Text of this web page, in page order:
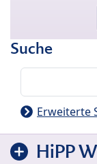
Suche
Erweiterte
HiPP